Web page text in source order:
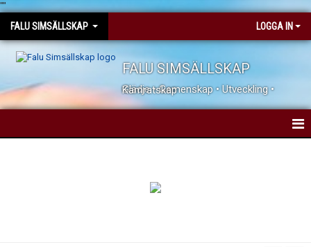
""
FALU SIMSÄLLSKAP LOGGA IN
FALU SIMSÄLLSKAP
Glädje • Gemenskap • Utveckling • Kamratskap